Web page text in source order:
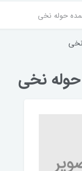
حوله نخی
نخی